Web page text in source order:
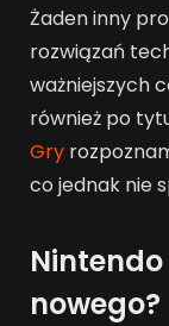
Żaden inny
rozwiązań
ważniejszych
również po
Gry
co jednak nie
Nintendo
nowego?